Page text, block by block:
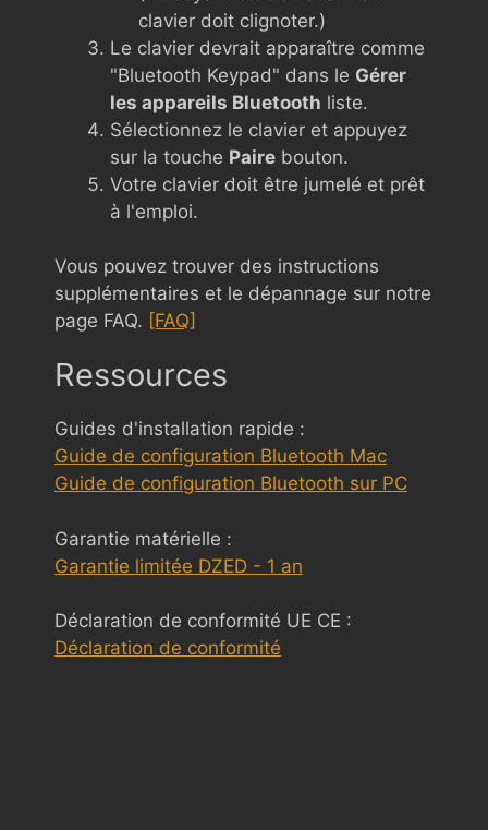
clavier doit clignoter.)
Le clavier devrait apparaître comme
"Bluetooth Keypad" dans le Gérer
les appareils Bluetooth liste.
Sélectionnez le clavier et appuyez
sur la touche Paire bouton.
Votre clavier doit être jumelé et prêt
à l'emploi.
Vous pouvez trouver des instructions
supplémentaires et le dépannage sur notre
page FAQ. [FAQ]
Ressources
Guides d'installation rapide :
Guide de configuration Bluetooth Mac
Guide de configuration Bluetooth sur PC
Garantie matérielle :
Garantie limitée DZED - 1 an
Déclaration de conformité UE CE :
Déclaration de conformité